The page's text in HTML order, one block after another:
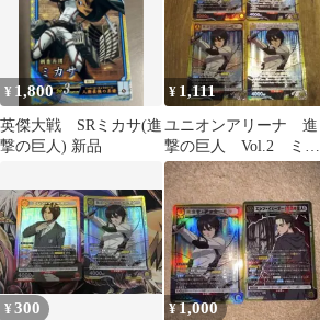
¥ 1,800
英傑大戦 SRミカサ(進
撃の巨人) 新品
¥ 1,111
ユニオンアリーナ 進
撃の巨人 Vol.2 ミカ
サ・アッカーマン
SR 黄
¥300 ¥1,000